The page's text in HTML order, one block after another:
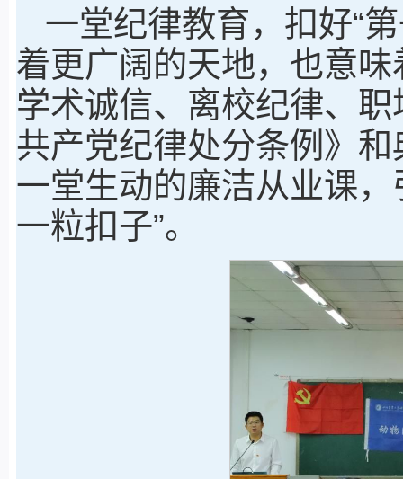
一堂纪律教育，扣好“
着更广阔的天地，也意
学术诚信、离校纪律、
共产党纪律处分条例》
一堂生动的廉洁从业课
一粒扣子”。